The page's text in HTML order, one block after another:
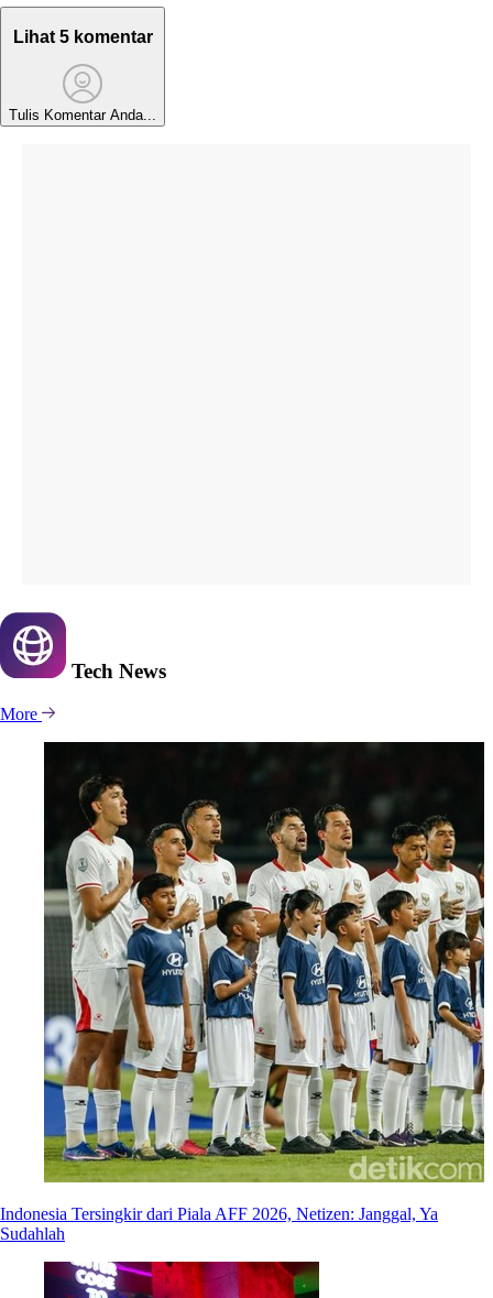
Lihat 5 komentar
Tulis Komentar Anda...
Tech News
More
Indonesia Tersingkir dari Piala AFF 2026, Netizen: Janggal, Ya
Sudahlah